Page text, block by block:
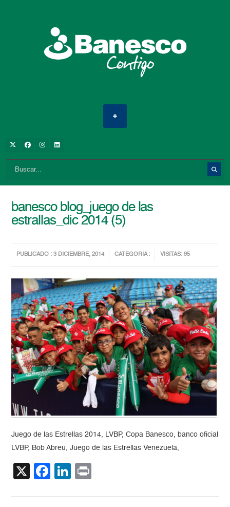
banesco blog_juego de las
estrallas_dic 2014 (5)
PUBLICADO : 3 DICIEMBRE, 2014 CATEGORIA : VISITAS: 95
Juego de las Estrellas 2014, LVBP, Copa Banesco, banco oficial
LVBP, Bob Abreu, Juego de las Estrellas Venezuela,
X Facebook
LinkedIn